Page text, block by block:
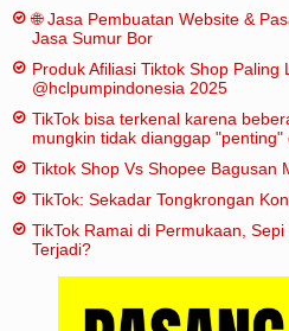
🌐 Jasa Pembuatan Website &
Jasa Sumur Bor
Produk Afiliasi Tiktok Shop Paling
@hclpumpindonesia 2025
TikTok bisa terkenal karena
mungkin tidak dianggap
Tiktok Shop Vs Shopee Bagusan
TikTok: Sekadar Tongkrongan
TikTok Ramai di Permukaan,
Terjadi?